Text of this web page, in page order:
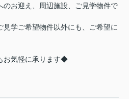
のお迎え、周辺施設、ご見学物件で
見学ご希望物件以外にも、ご希望に
お気軽に承ります◆